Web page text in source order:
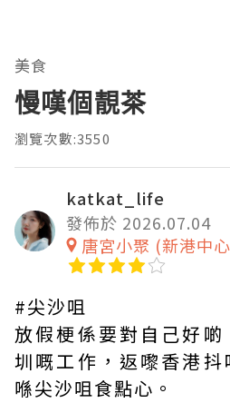
美食
慢嘆個靚茶
瀏覽次數:3550
katkat_life
發佈於 2026.07.04
唐宮小聚 (新港中
#尖沙咀
放假梗係要對自己好
圳嘅工作，返嚟香港
喺尖沙咀食點心。